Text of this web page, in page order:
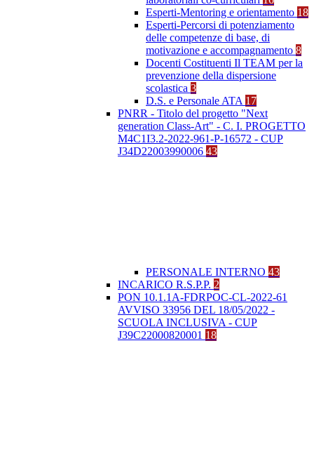
Esperti-Mentoring e orientamento 18
Esperti-Percorsi di potenziamento
delle competenze di base, di
motivazione e accompagnamento 8
Docenti Costituenti Il TEAM per la
prevenzione della dispersione
scolastica 3
D.S. e Personale ATA 17
PNRR - Titolo del progetto "Next
generation Class-Art" - C. I. PROGETTO
M4C1I3.2-2022-961-P-16572 - CUP
J34D22003990006 43
PERSONALE INTERNO 43
INCARICO R.S.P.P. 2
PON 10.1.1A-FDRPOC-CL-2022-61
AVVISO 33956 DEL 18/05/2022 -
SCUOLA INCLUSIVA - CUP
J39C22000820001 18